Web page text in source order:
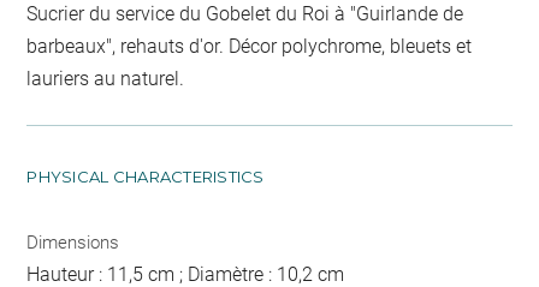
Sucrier du service du Gobelet du Roi à "Guirlande de
barbeaux", rehauts d'or. Décor polychrome, bleuets et
lauriers au naturel.
PHYSICAL CHARACTERISTICS
Dimensions
Hauteur : 11,5 cm ; Diamètre : 10,2 cm